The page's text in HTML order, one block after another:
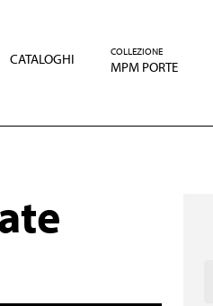
CATALOGHI COLLEZIONE
MPM PORTE